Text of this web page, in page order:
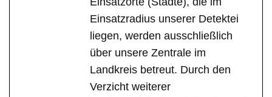
Einsatzradius unserer Detektei
liegen, werden ausschließlich
über unsere Zentrale im
Landkreis betreut. Durch den
Verzicht weiterer